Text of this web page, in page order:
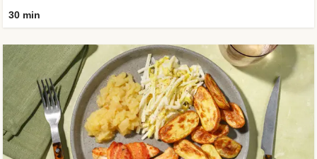
30 min